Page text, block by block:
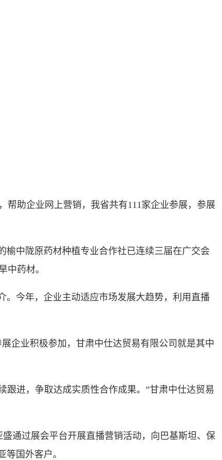
助企业网上营销，我省共有111家企业参展，参展
中陇原药材种植专业合作社已连续三届在广交会
中药材。
今年，企业主动适应市场发展大趋势，利用直播
企业积极参加，甘肃中仕达贸易有限公司就是其中
进，争取达成实质性合作成果。”甘肃中仕达贸易
通过展会平台开展直播营销活动，向巴基斯坦、保
国外客户。